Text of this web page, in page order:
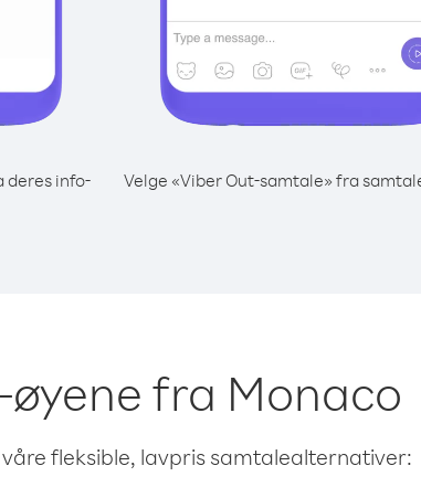
deres info-
Velge «Viber Out-samtale» fra
fra Monaco
fleksible, lavpris samtalealternativer: